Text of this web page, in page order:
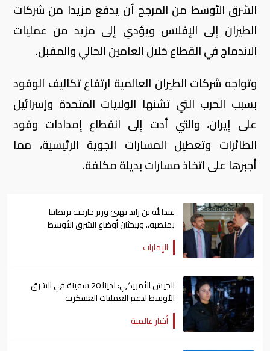
الشرق الأوسط ​من المرجح أن يدفع مزيدا من شركات
الطيران إلى الإفلاس ويؤدي ‌إلى مزيد من عمليات
الاندماج في القطاع خلال العامين الحالي والمقبل.
وتواجه شركات الطيران العالمية ارتفاع تكاليف الوقود
بسبب الحرب التي تشنها الولايات المتحدة وإسرائيل
على إيران، والتي أدت ​إلى انقطاع إمدادات وقود
الطائرات وتعطيل المسارات الجوية الرئيسية، مما
أجبرها ​على اتخاذ مسارات بديلة مكلفة.
عبدالله بن زايد يهنئ وزير خارجية بريطانيا
بمنصبه.. ويبحثان أوضاع الشرق الأوسط
الإمارات
الجيش الأمريكي: لدينا 20 سفينة في الشرق
الأوسط لدعم العمليات العسكرية
أخبار عالمية